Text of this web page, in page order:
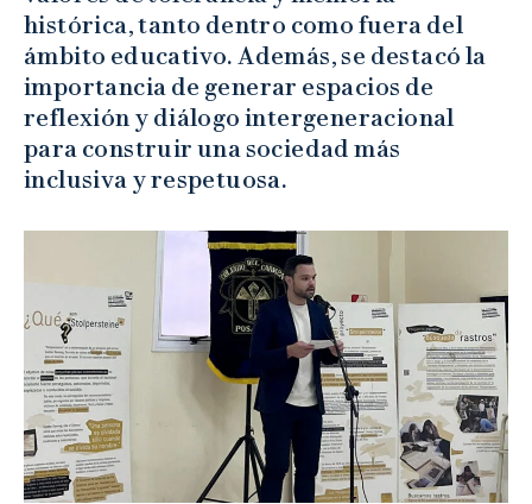
histórica, tanto dentro como fuera del
ámbito educativo. Además, se destacó la
importancia de generar espacios de
reflexión y diálogo intergeneracional
para construir una sociedad más
inclusiva y respetuosa.